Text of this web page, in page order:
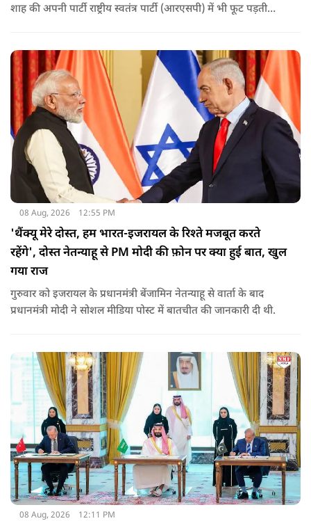
शाह की अपनी पार्टी राष्ट्रीय स्वतंत्र पार्टी (आरएसपी) में भी फूट पड़ती
08 Aug, 2026 12:55 PM
'थैंक्यू मेरे दोस्त, हम भारत-इजरायल के रिश्ते मजबूत करते
रहेंगे', दोस्त नेतन्याहू से PM मोदी की फ़ोन पर क्या हुई बात, खुल
गया राज
गुरुवार को इजरायल के प्रधानमंत्री बेंजामिन नेतन्याहू से वार्ता के बाद
प्रधानमंत्री मोदी ने सोशल मीड‍िया पोस्‍ट में बातचीत की जानकारी दी थी.
08 Aug, 2026 12:11 PM